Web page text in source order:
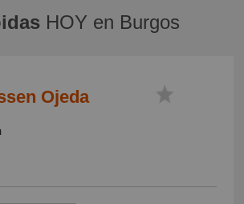
HOY en Burgos
Ojeda